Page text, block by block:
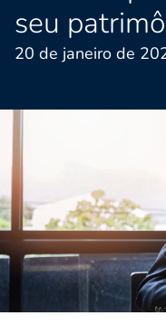
seu
20 de janeiro de